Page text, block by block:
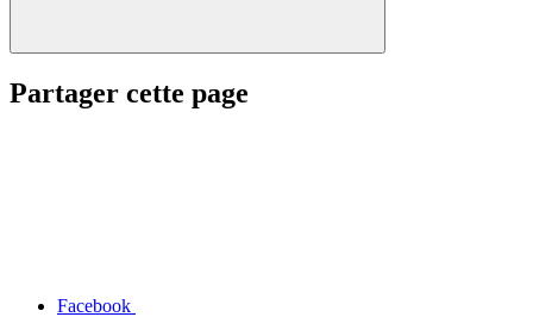
Partager cette page
Facebook